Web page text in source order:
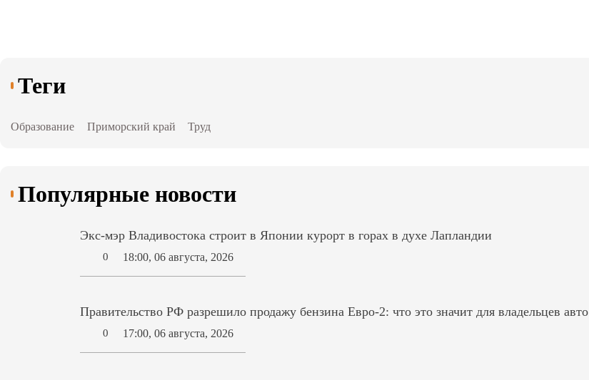
Теги
Образование Приморский край Труд
Популярные новости
Экс-мэр Владивостока строит в Японии курорт в горах в духе Лапландии
0 18:00, 06 августа, 2026
Правительство РФ разрешило продажу бензина Евро-2: что это значит для владельцев авто
0 17:00, 06 августа, 2026